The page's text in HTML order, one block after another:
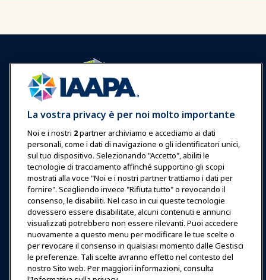
Unisciti ora
Premi Carriere
Contatto
Esposizioni & Eventi
Notizie & Funworld
Educazione
Sicurezza & Protezione
La vostra privacy è per noi molto importante
Noi e i nostri 2partner archiviamo e accediamo ai dati
personali, come i dati di navigazione o gli identificatori unici,
sul tuo dispositivo. Selezionando "Accetto", abiliti le
tecnologie di tracciamento affinché supportino gli scopi
mostrati alla voce "Noi e i nostri partner trattiamo i dati per
fornire". Scegliendo invece "Rifiuta tutto" o revocando il
consenso, le disabiliti. Nel caso in cui queste tecnologie
dovessero essere disabilitate, alcuni contenuti e annunci
visualizzati potrebbero non essere rilevanti. Puoi accedere
nuovamente a questo menu per modificare le tue scelte o
per revocare il consenso in qualsiasi momento dalle Gestisci
le preferenze. Tali scelte avranno effetto nel contesto del
nostro Sito web. Per maggiori informazioni, consulta